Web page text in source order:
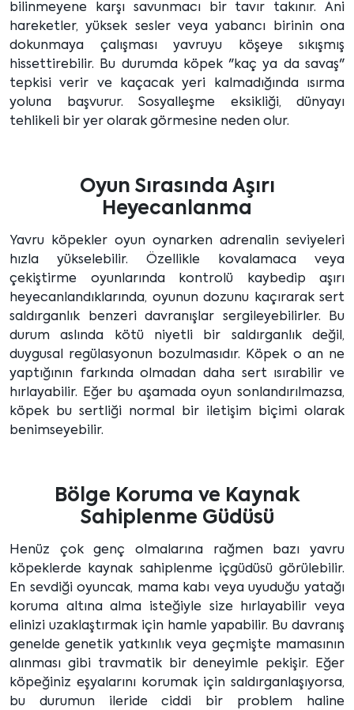
bilinmeyene karşı savunmacı bir tavır takınır. Ani
hareketler, yüksek sesler veya yabancı birinin ona
dokunmaya çalışması yavruyu köşeye sıkışmış
hissettirebilir. Bu durumda köpek "kaç ya da savaş"
tepkisi verir ve kaçacak yeri kalmadığında ısırma
yoluna başvurur. Sosyalleşme eksikliği, dünyayı
tehlikeli bir yer olarak görmesine neden olur.
Oyun Sırasında Aşırı
Heyecanlanma
Yavru köpekler oyun oynarken adrenalin seviyeleri
hızla yükselebilir. Özellikle kovalamaca veya
çekiştirme oyunlarında kontrolü kaybedip aşırı
heyecanlandıklarında, oyunun dozunu kaçırarak sert
saldırganlık benzeri davranışlar sergileyebilirler. Bu
durum aslında kötü niyetli bir saldırganlık değil,
duygusal regülasyonun bozulmasıdır. Köpek o an ne
yaptığının farkında olmadan daha sert ısırabilir ve
hırlayabilir. Eğer bu aşamada oyun sonlandırılmazsa,
köpek bu sertliği normal bir iletişim biçimi olarak
benimseyebilir.
Bölge Koruma ve Kaynak
Sahiplenme Güdüsü
Henüz çok genç olmalarına rağmen bazı yavru
köpeklerde kaynak sahiplenme içgüdüsü görülebilir.
En sevdiği oyuncak, mama kabı veya uyuduğu yatağı
koruma altına alma isteğiyle size hırlayabilir veya
elinizi uzaklaştırmak için hamle yapabilir. Bu davranış
genelde genetik yatkınlık veya geçmişte mamasının
alınması gibi travmatik bir deneyimle pekişir. Eğer
köpeğiniz eşyalarını korumak için saldırganlaşıyorsa,
bu durumun ileride ciddi bir problem haline